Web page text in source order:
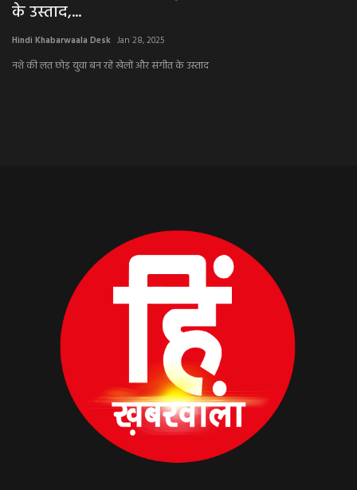
Desk Jan 28, 2025
बन रहें खेलों और संगीत के उस्ताद